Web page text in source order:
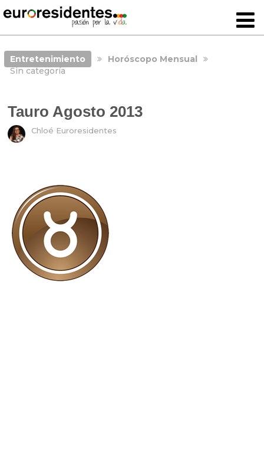
Entretenimiento
Horóscopo Mensual
Sin categoría
Tauro Agosto 2013
Chloé Euroresidentes